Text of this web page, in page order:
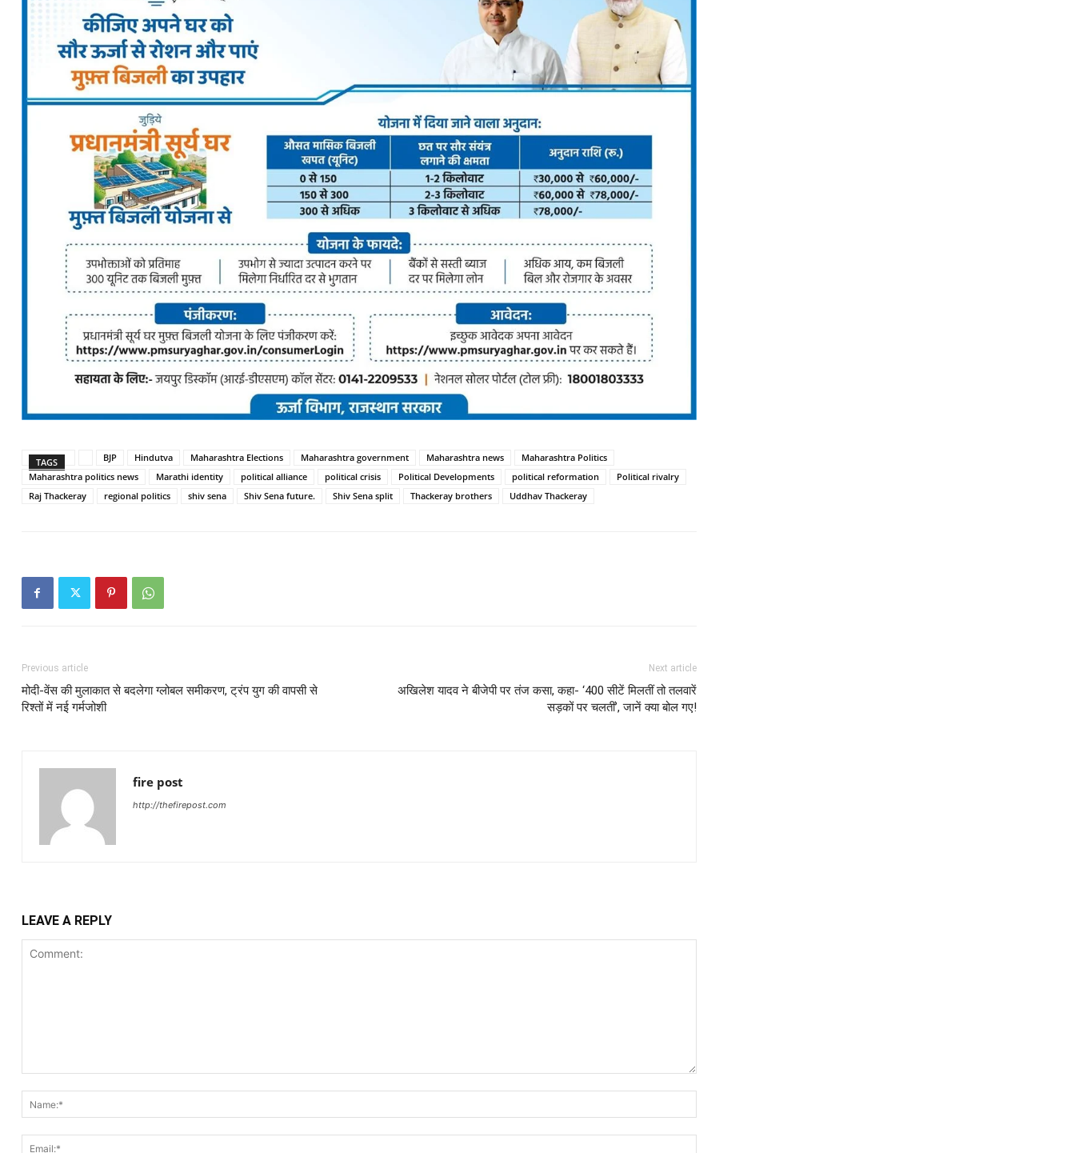
TAGS BJP Hindutva Maharashtra Elections Maharashtra government Maharashtra news
Maharashtra Politics
Maharashtra politics news
Marathi identity political alliance political crisis Political Developments political reformation
Political rivalry
Raj Thackeray
regional politics shiv sena Shiv Sena future. Shiv Sena split Thackeray brothers Uddhav Thackeray
Previous article
मोदी-वेंस की मुलाकात से बदलेगा ग्लोबल समीकरण, ट्रंप युग की वापसी से
रिश्तों में नई गर्मजोशी
Next article
अखिलेश यादव ने बीजेपी पर तंज कसा, कहा- ‘400 सीटें मिलतीं तो तलवारें
सड़कों पर चलतीं’, जानें क्या बोल गए!
fire post
http://thefirepost.com
LEAVE A REPLY